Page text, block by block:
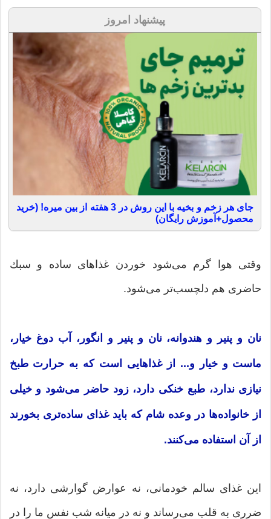
پیشنهاد امروز
جای هر زخم و بخیه با این روش در 3 هفته از بین میره! (خرید
محصول+آموزش رایگان)
وقتی هوا گرم می‌شود خوردن غذاهای ساده و سبك
حاضری هم دلچسب‌تر می‌شود.
نان و پنیر و هندوانه، نان و پنیر و انگور، آب دوغ خیار،
ماست و خیار و... از غذاهایی است كه به حرارت طبخ
نیازی ندارد، طبع خنكی دارد، زود حاضر می‌شود و خیلی
از خانواده‌ها در وعده شام كه باید غذای ساده‌تری بخورند
از آن استفاده می‌كنند.
این غذای سالم خودمانی، نه عوارض گوارشی دارد، نه
ضرری به قلب می‌رساند و نه در میانه شب نفس ما را در